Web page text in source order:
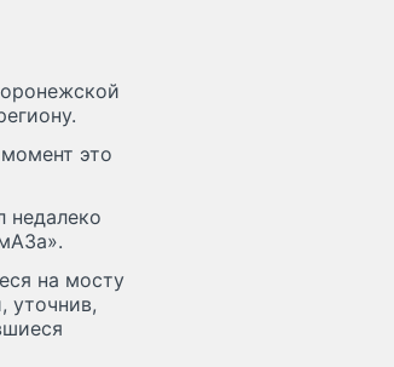
это
недалеко
на мосту
уточнив,